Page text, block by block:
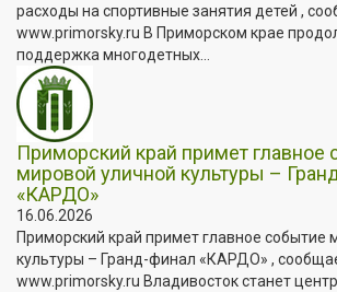
расходы на спортивные занятия детей ,
www.primorsky.ru В Приморском крае
поддержка многодетных...
Приморский край примет главное
мировой уличной культуры –
«КАРДО»
16.06.2026
Приморский край примет главное событие
культуры – Гранд-финал «КАРДО» ,
www.primorsky.ru Владивосток станет